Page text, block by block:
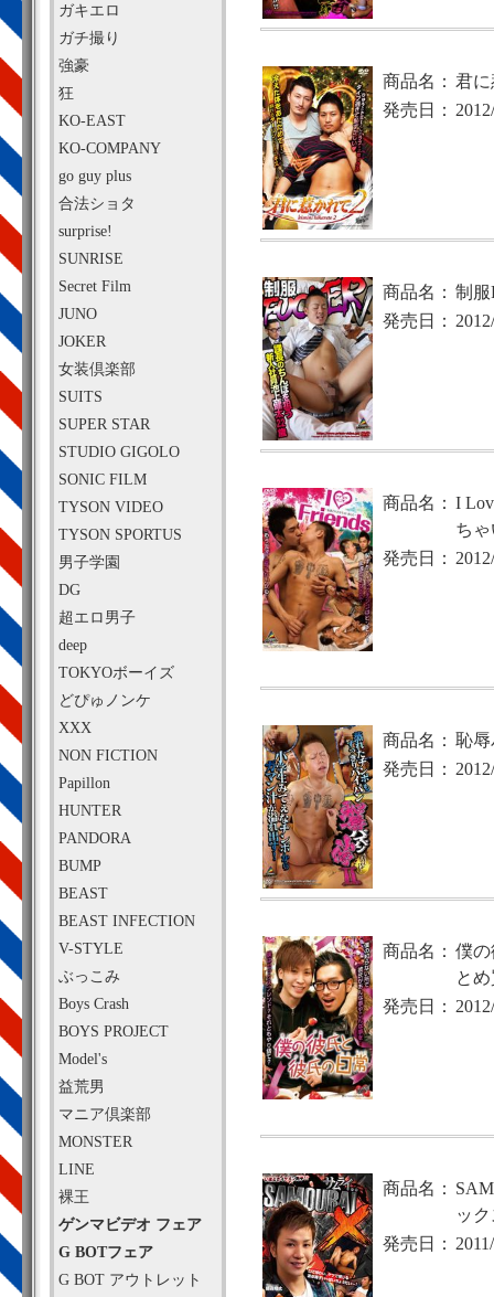
ガキエロ
ガチ撮り
強豪
狂
KO-EAST
KO-COMPANY
go guy plus
合法ショタ
surprise!
SUNRISE
Secret Film
JUNO
JOKER
女装倶楽部
SUITS
SUPER STAR
STUDIO GIGOLO
SONIC FILM
TYSON VIDEO
TYSON SPORTUS
男子学園
DG
超エロ男子
deep
TOKYOボーイズ
どぴゅノンケ
XXX
NON FICTION
Papillon
HUNTER
PANDORA
BUMP
BEAST
BEAST INFECTION
V-STYLE
ぶっこみ
Boys Crash
BOYS PROJECT
Model's
益荒男
マニア倶楽部
MONSTER
LINE
裸王
ゲンマビデオ フェア
G BOTフェア
G BOT アウトレット
商品名： 君に
発売日：
商品名： 制
発売日：
商品名： I
ち
発売日：
商品名： 恥
発売日：
商品名： 僕
と
発売日：
商品名：
ッ
発売日：